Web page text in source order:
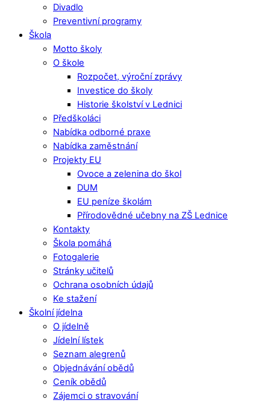
Divadlo
Preventivní programy
Škola
Motto školy
O škole
Rozpočet, výroční zprávy
Investice do školy
Historie školství v Lednici
Předškoláci
Nabídka odborné praxe
Nabídka zaměstnání
Projekty EU
Ovoce a zelenina do škol
DUM
EU peníze školám
Přírodovědné učebny na ZŠ Lednice
Kontakty
Škola pomáhá
Fotogalerie
Stránky učitelů
Ochrana osobních údajů
Ke stažení
Školní jídelna
O jídelně
Jídelní lístek
Seznam alegrenů
Objednávání obědů
Ceník obědů
Zájemci o stravování